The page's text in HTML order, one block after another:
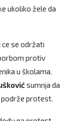
ukoliko žele da
se održati
protiv
u školama.
sumnja da
podrže protest.